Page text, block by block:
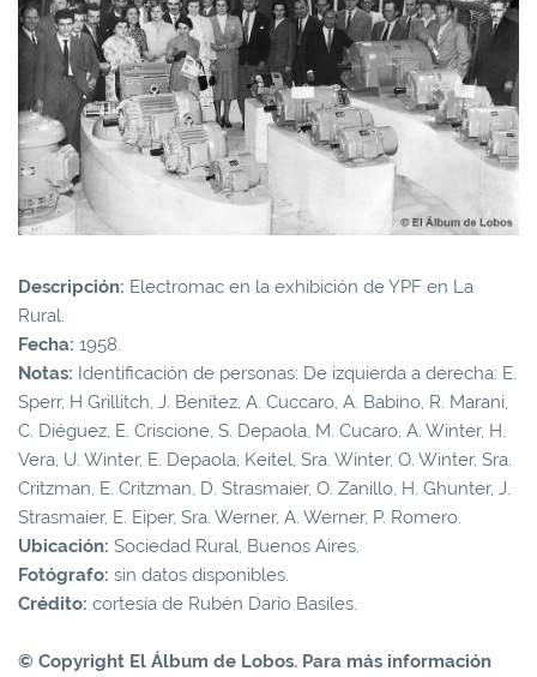
Descripción: Electromac en la exhibición de YPF en La
Rural.
Fecha: 1958.
Notas: Identificación de personas: De izquierda a derecha: E.
Sperr, H Grillitch, J. Benítez, A. Cuccaro, A. Babino, R. Marani,
C. Diéguez, E. Criscione, S. Depaola, M. Cucaro, A. Winter, H.
Vera, U. Winter, E. Depaola, Keitel, Sra. Winter, O. Winter, Sra.
Critzman, E. Critzman, D. Strasmaier, O. Zanillo, H. Ghunter, J.
Strasmaier, E. Eiper, Sra. Werner, A. Werner, P. Romero.
Ubicación: Sociedad Rural, Buenos Aires.
Fotógrafo: sin datos disponibles.
Crédito: cortesía de Rubén Darío Basiles.
© Copyright El Álbum de Lobos. Para más información